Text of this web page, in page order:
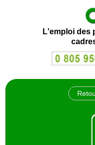
L'emploi des